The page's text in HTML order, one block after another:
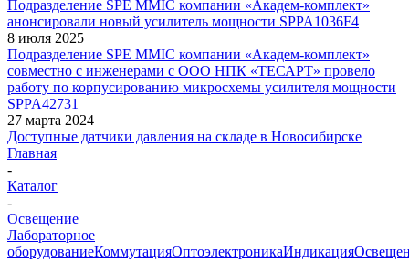
Подразделение SPE MMIC компании «Академ-комплект»
анонсировали новый усилитель мощности SPPA1036F4
8 июля 2025
Подразделение SPE MMIC компании «Академ-комплект»
совместно с инженерами с ООО НПК «ТЕСАРТ» провело
работу по корпусированию микросхемы усилителя мощности
SPPA42731
27 марта 2024
Доступные датчики давления на складе в Новосибирске
Главная
-
Каталог
-
Освещение
Лабораторное
оборудованиеКоммутацияОптоэлектроникаИндикация